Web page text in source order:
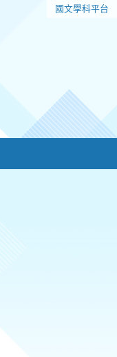
國文學科平台